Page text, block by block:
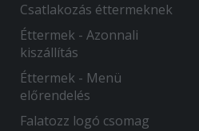
Csatlakozás éttermeknek
Éttermek - Azonnali
kiszállítás
Éttermek - Menü
előrendelés
Falatozz logó csomag